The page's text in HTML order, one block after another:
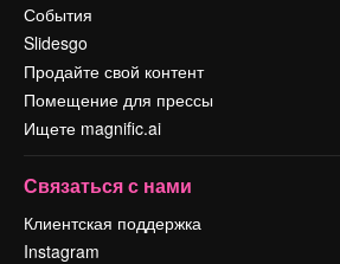
События
Slidesgo
Продайте свой контент
Помещение для прессы
Ищете magnific.ai
Связаться с нами
Клиентская поддержка
Instagram